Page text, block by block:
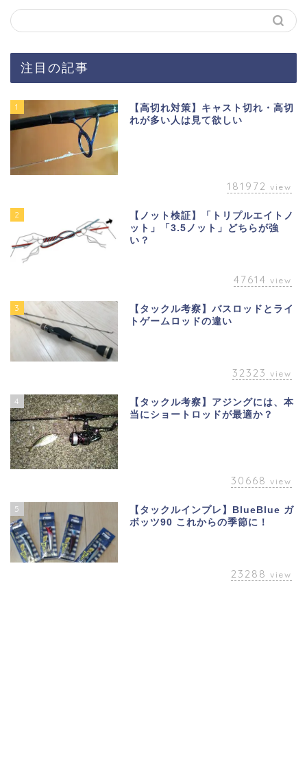
注目の記事
1
【高切れ対策】キャスト切れ・高切
れが多い人は見て欲しい
181972 view
2
【ノット検証】「トリプルエイトノ
ット」「3.5ノット」どちらが強
い？
47614 view
3
【タックル考察】バスロッドとライ
トゲームロッドの違い
32323 view
4
【タックル考察】アジングには、本
当にショートロッドが最適か？
30668 view
5
【タックルインプレ】BlueBlue ガ
ボッツ90 これからの季節に！
23288 view